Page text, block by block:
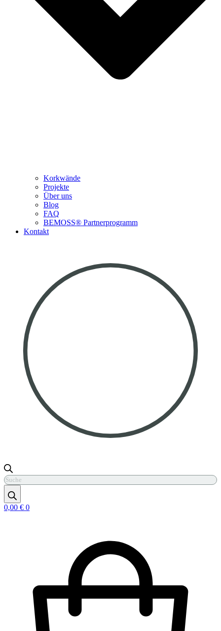
Korkwände
Projekte
Über uns
Blog
FAQ
BEMOSS® Partnerprogramm​
Kontakt
Products
search
0,00 € 0